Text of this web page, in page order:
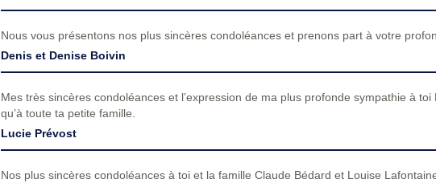
Nous vous présentons nos plus sincères condoléances et prenons part à votre
Denis et Denise Boivin
Mes très sincères condoléances et l’expression de ma plus profonde sympathie à toi
qu’à toute ta petite famille.
Lucie Prévost
Nos plus sincères condoléances à toi et la famille Claude Bédard et Louise